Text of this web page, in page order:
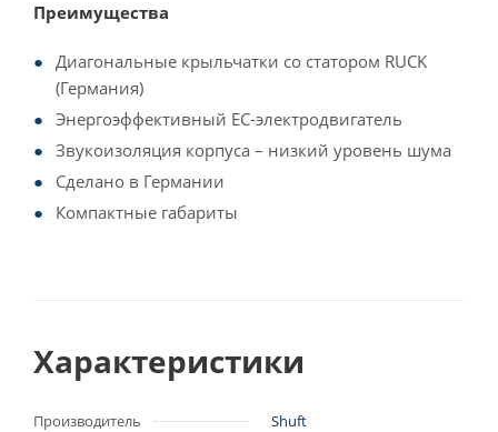
Преимущества
Диагональные крыльчатки со статором RUCK
(Германия)
Энергоэффективный EC-электродвигатель
Звукоизоляция корпуса – низкий уровень шума
Сделано в Германии
Компактные габариты
Характеристики
Производитель
Shuft